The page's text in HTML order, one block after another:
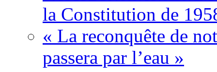
la Constitution de
« La reconquête de
passera par l’eau »